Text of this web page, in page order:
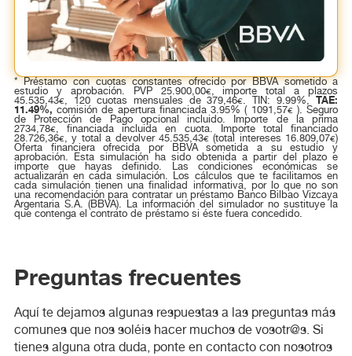
* Préstamo con cuotas constantes ofrecido por BBVA sometido a
estudio y aprobación. PVP 25.900,00€, importe total a plazos
45.535,43€, 120 cuotas mensuales de 379,46€. TIN: 9.99%,TAE:
11.49%, comisión de apertura financiada 3.95% ( 1091,57€ ). Seguro
de Protección de Pago opcional incluido. Importe de la prima
2734,78€, financiada incluida en cuota. Importe total financiado
28.726,36€, y total a devolver 45.535,43€ (total intereses 16.809,07€)
Oferta financiera ofrecida por BBVA sometida a su estudio y
aprobación. Esta simulación ha sido obtenida a partir del plazo e
importe que hayas definido. Las condiciones económicas se
actualizarán en cada simulación. Los cálculos que te facilitamos en
cada simulación tienen una finalidad informativa, por lo que no son
una recomendación para contratar un préstamo Banco Bilbao Vizcaya
Argentaria S.A. (BBVA). La información del simulador no sustituye la
que contenga el contrato de préstamo si éste fuera concedido.
Preguntas frecuentes
Aquí te dejamos algunas respuestas a las preguntas más
comunes que nos soléis hacer muchos de vosotr@s. Si
tienes alguna otra duda, ponte en contacto con nosotros